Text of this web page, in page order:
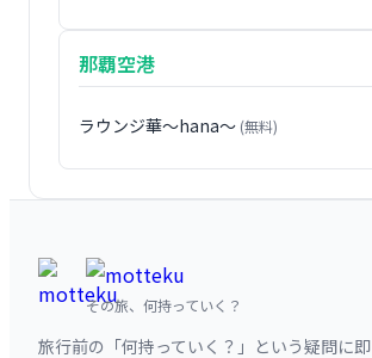
那覇空港
ラウンジ華〜hana〜 (無料)
その旅、何持っていく？
旅行前の「何持っていく？」という疑問に即